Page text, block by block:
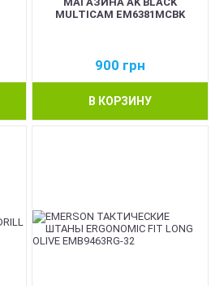
MULTICAM EM6381MCBK
900 грн
В КОРЗИНУ